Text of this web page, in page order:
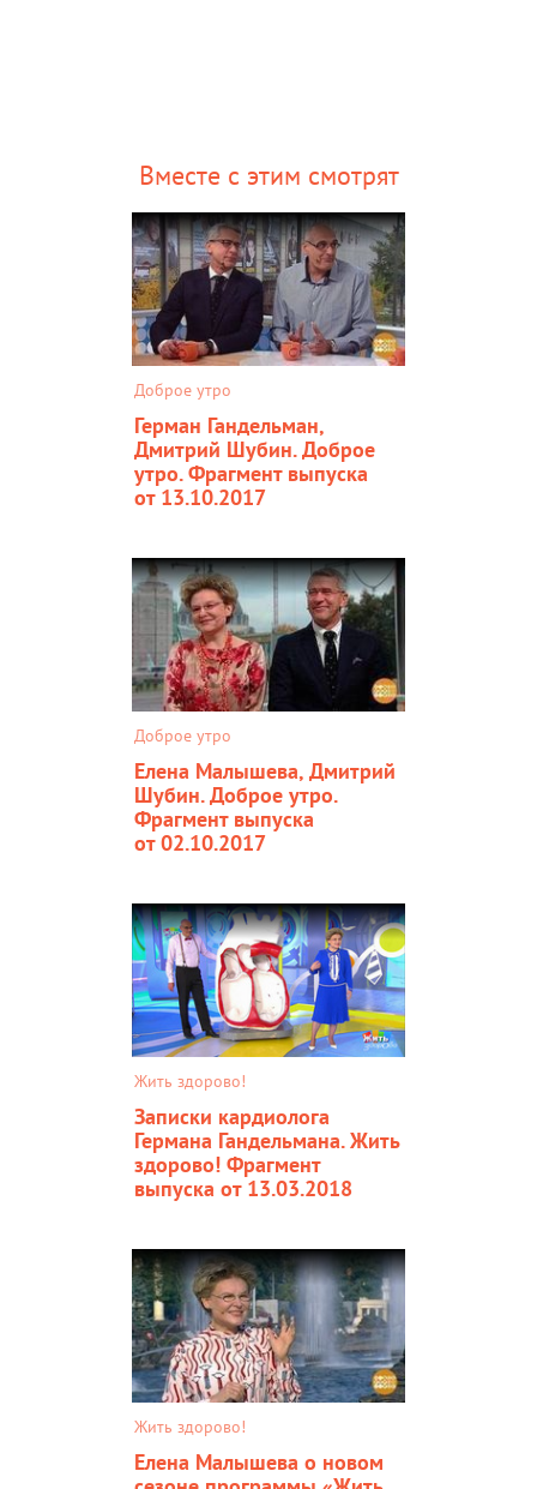
Вместе с этим смотрят
Доброе утро
Герман Гандельман,
Дмитрий Шубин. Доброе
утро. Фрагмент выпуска
от 13.10.2017
Доброе утро
Елена Малышева, Дмитрий
Шубин. Доброе утро.
Фрагмент выпуска
от 02.10.2017
Жить здорово!
Записки кардиолога
Германа Гандельмана. Жить
здорово! Фрагмент
выпуска от 13.03.2018
Жить здорово!
Елена Малышева о новом